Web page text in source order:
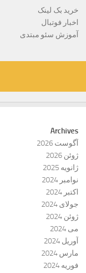
خرید بک لینک
اخبار فوتبال
آموزش سئو مبتدی
Archives
آگوست 2026
ژوئن 2026
ژانویه 2025
نوامبر 2024
اکتبر 2024
جولای 2024
ژوئن 2024
می 2024
آوریل 2024
مارس 2024
فوریه 2024